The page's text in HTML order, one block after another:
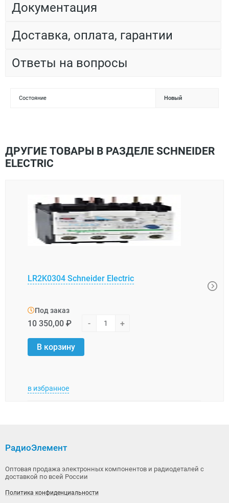
Документация
Доставка, оплата, гарантии
Ответы на вопросы
Состояние Новый
ДРУГИЕ ТОВАРЫ В РАЗДЕЛЕ SCHNEIDER
ELECTRIC
LR2K0304 Schneider Electric
Под заказ
10 350,00 ₽ - +
В корзину
в избранное
РадиоЭлемент
Оптовая продажа электронных компонентов и радиодеталей с
доставкой по всей России
Политика конфиденциальности